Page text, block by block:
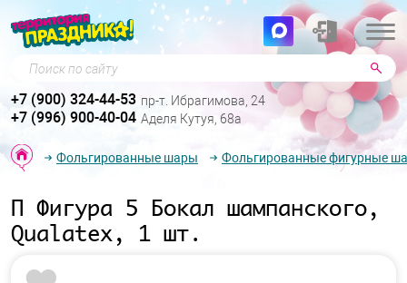
Поиск по сайту
+7 (900) 324-44-53 пр-т. Ибрагимова, 24
+7 (996) 900-40-04 Аделя Кутуя, 68а
Фольгированные шары Фольгированные фигурные
П Фигура 5 Бокал шампанского,
Qualatex, 1 шт.